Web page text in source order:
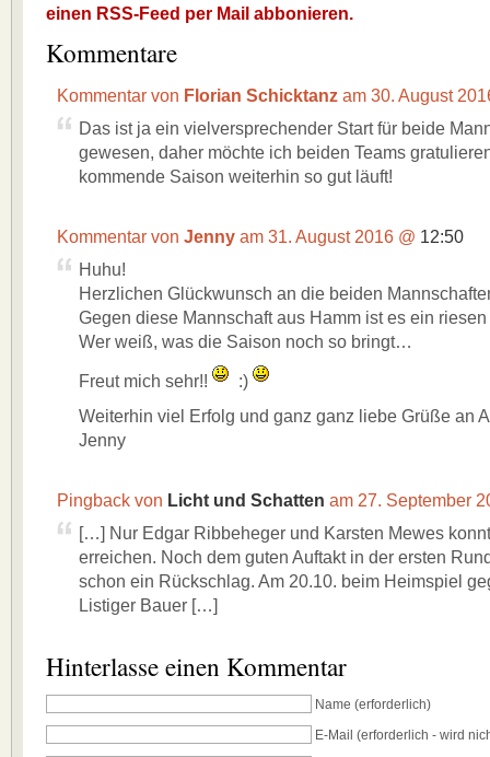
einen RSS-Feed per Mail abbonieren.
Kommentare
Kommentar von Florian Schicktanz am 30. August
Das ist ja ein vielversprechender Start für beide
gewesen, daher möchte ich beiden Teams
kommende Saison weiterhin so gut läuft!
Kommentar von Jenny am 31. August 2016 @ 12:50
Huhu!
Herzlichen Glückwunsch an die beiden
Gegen diese Mannschaft aus Hamm ist es ein
Wer weiß, was die Saison noch so bringt…
Freut mich sehr!!
:)
Weiterhin viel Erfolg und ganz ganz liebe Grüße an
Jenny
Pingback von Licht und Schatten am 27. September
[…] Nur Edgar Ribbeheger und Karsten Mewes
erreichen. Noch dem guten Auftakt in der ersten
schon ein Rückschlag. Am 20.10. beim Heimspiel
Listiger Bauer […]
Hinterlasse einen Kommentar
Name (erforderlich)
E-Mail (erforderlich - wird